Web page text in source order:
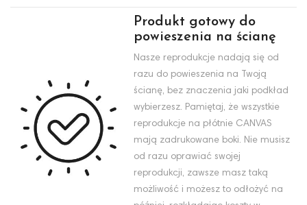
Produkt gotowy do
powieszenia na ścianę
Nasze reprodukcje nadają się od
razu do powieszenia na Twoją
ścianę, bez znaczenia jaki podkład
wybierzesz. Pamiętaj, że wszystkie
reprodukcje na płótnie CANVAS
mają zadrukowane boki. Nie musisz
od razu oprawiać swojej
reprodukcji, zawsze masz taką
możliwość i możesz to odłożyć na